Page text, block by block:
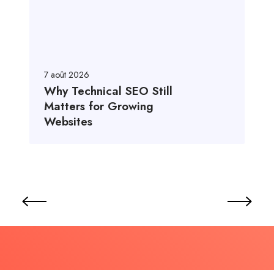
7 août 2026
Why Technical SEO Still
Matters for Growing
Websites